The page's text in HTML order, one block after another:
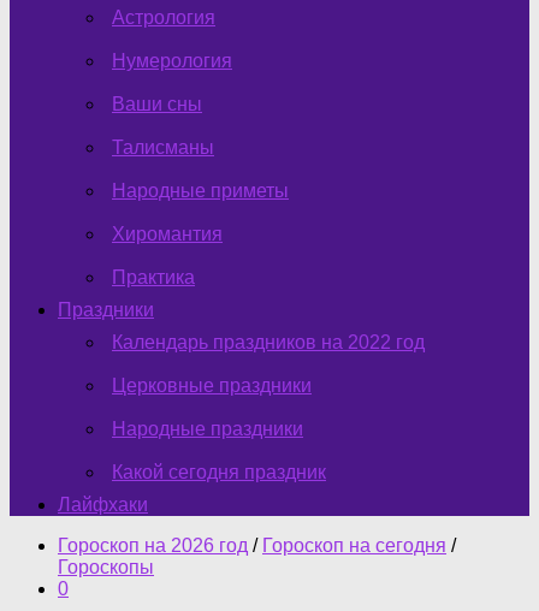
Астрология
Нумерология
Ваши сны
Талисманы
Народные приметы
Хиромантия
Практика
Праздники
Календарь праздников на 2022 год
Церковные праздники
Народные праздники
Какой сегодня праздник
Лайфхаки
Гороскоп на 2026 год / Гороскоп на сегодня /
Гороскопы
0